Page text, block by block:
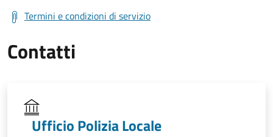
Termini e condizioni di servizio
Contatti
Ufficio Polizia Locale